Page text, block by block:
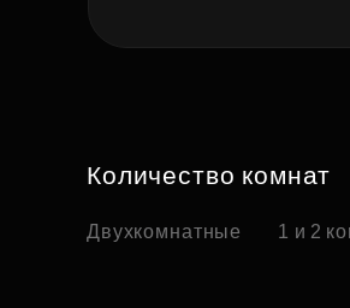
Количество комнат
Двухкомнатные 1 и 2